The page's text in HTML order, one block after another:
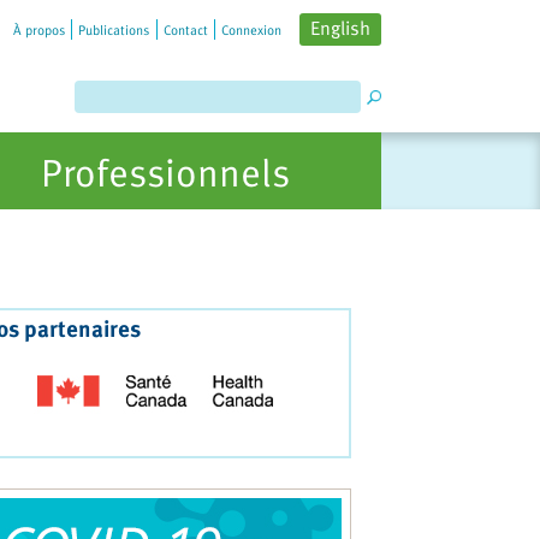
À propos Publications Contact Connexion English
Professionnels
partenaires